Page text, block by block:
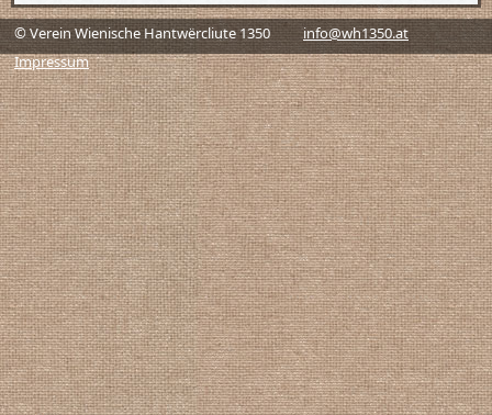
© Verein Wienische Hantwërcliute 1350
info@wh1350.at
Impressum